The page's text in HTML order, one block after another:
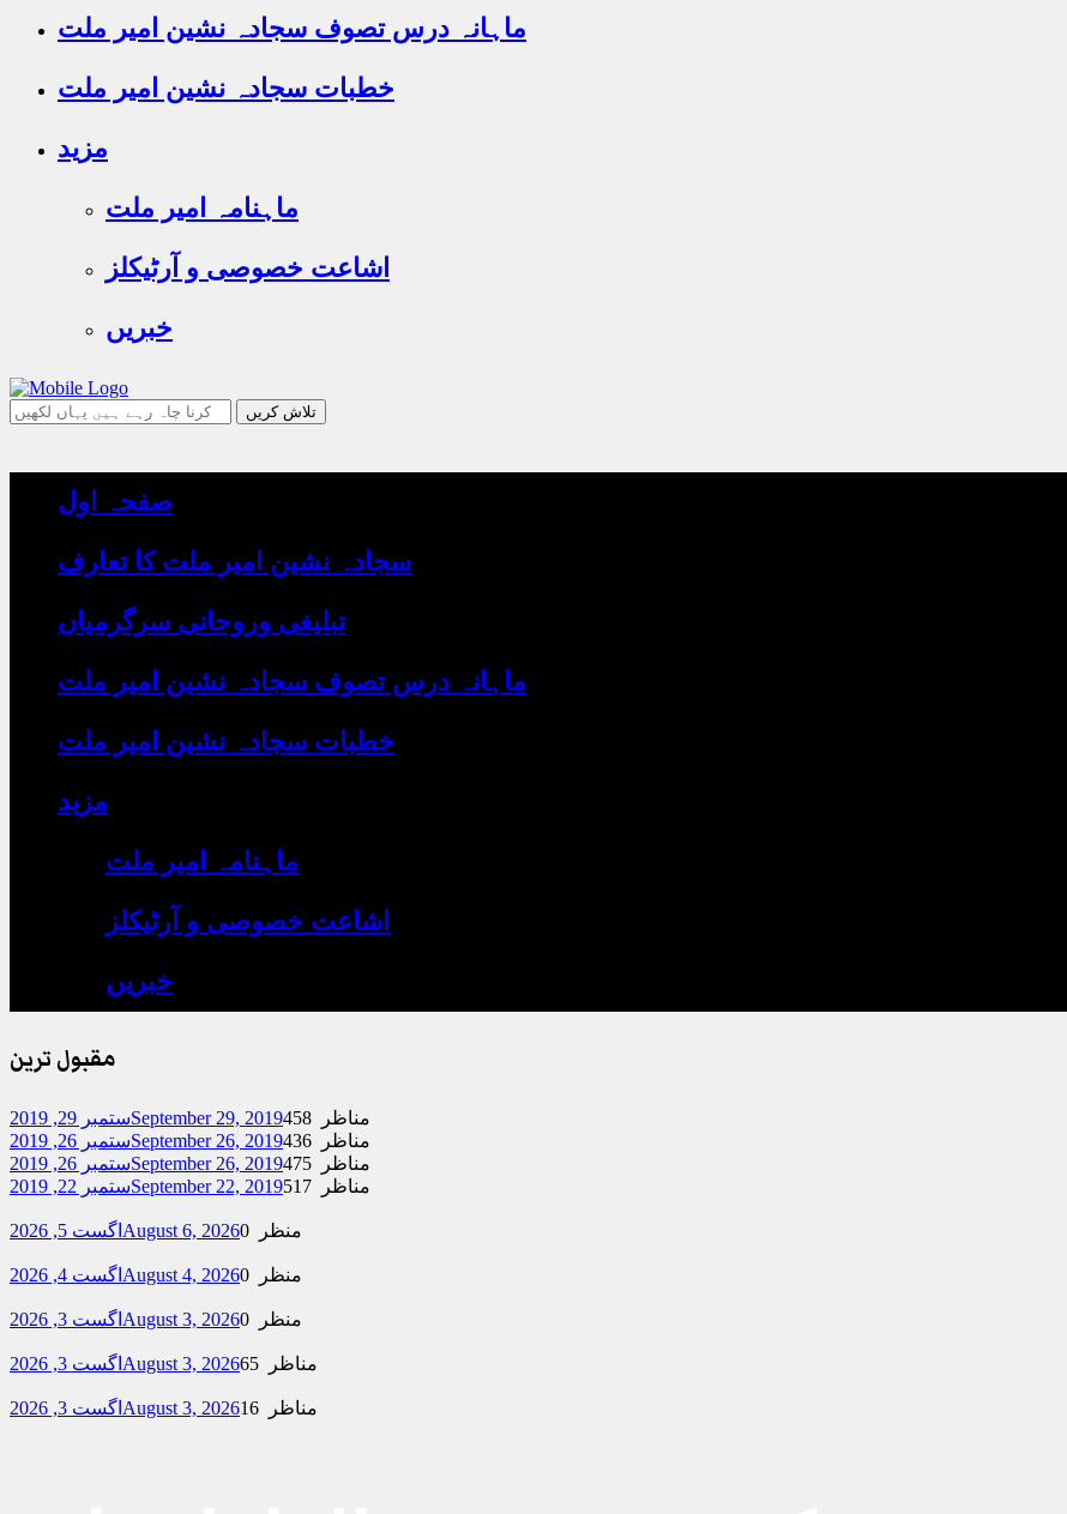
ماہانہ درس تصوف سجادہ نشین امیر ملت
خطبات سجادہ نشین امیر ملت
مزید
ماہنامہ امیر ملت
اشاعت خصوصی و آرٹیکلز
خبریں
جو
چاہ
صفحہ اول
سجادہ نشین امیر ملت کا تعارف
تبلیغی وروحانی سرگرمیاں
ماہانہ درس تصوف سجادہ نشین امیر ملت
خطبات سجادہ نشین امیر ملت
مزید
ماہنامہ امیر ملت
اشاعت خصوصی و آرٹیکلز
خبریں
مقبول ترین
ستمبر 29, 2019September 29, 2019
458 مناظر
ستمبر 26, 2019September 26, 2019
436 مناظر
ستمبر 26, 2019September 26, 2019
475 مناظر
ستمبر 22, 2019September 22, 2019 517 مناظر
اگست 5, 2026 August 6, 2026 0 منظر
اگست 4, 2026 August 4, 2026 0 منظر
اگست 3, 2026 August 3, 2026 0 منظر
اگست 3, 2026 August 3, 2026 65 مناظر
اگست 3, 2026 August 3, 2026 16 مناظر